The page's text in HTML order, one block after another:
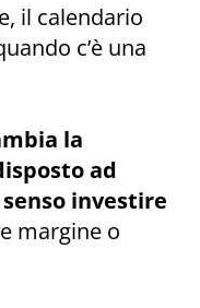
il calendario
c’è una
la
ad
investire
margine o